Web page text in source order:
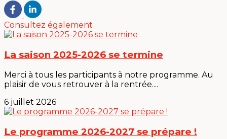
Consultez également
La saison 2025-2026 se termine
Merci à tous les participants à notre programme. Au
plaisir de vous retrouver à la rentrée....
6 juillet 2026
Le programme 2026-2027 se prépare !